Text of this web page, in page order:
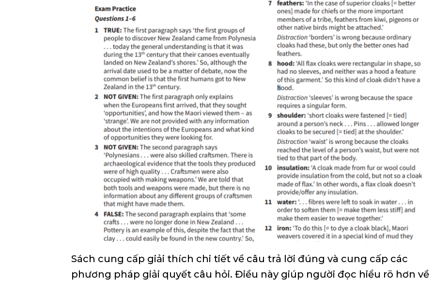
Sách cung cấp giải thích chi tiết về câu trả lời đúng và cung cấp các
phương pháp giải quyết câu hỏi. Điều này giúp người đọc hiểu rõ hơn về